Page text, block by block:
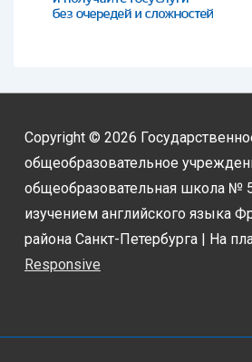
Copyright © 2026
общеобразовательное
общеобразовательная школа №
изучением английского языка
района Санкт-Петербурга | На
Responsive